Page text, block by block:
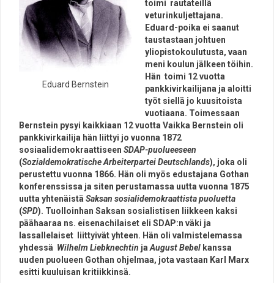
Eduard Bernstein
toimi rautateillä
veturinkuljettajana.
Eduard-poika ei saanut
taustastaan johtuen
yliopistokoulutusta, vaan
meni koulun jälkeen töihin.
Hän toimi 12 vuotta
pankkivirkailijana ja aloitti
työt siellä jo kuusitoista
vuotiaana. Toimessaan
Bernstein pysyi kaikkiaan 12 vuotta Vaikka Bernstein oli
pankkivirkailija hän liittyi jo vuonna 1872
sosiaalidemokraattiseen SDAP-puolueeseen
(Sozialdemokratische Arbeiterpartei Deutschlands), joka oli
perustettu vuonna 1866. Hän oli myös edustajana Gothan
konferenssissa ja siten perustamassa uutta vuonna 1875
uutta yhtenäistäSaksan sosialidemokraattista puoluetta
(SPD). Tuolloinhan Saksan sosialistisen liikkeen kaksi
päähaaraa ns. eisenachilaiset eli SDAP:n väki ja
lassallelaiset liittyivät yhteen. Hän oli valmistelemassa
yhdessä Wilhelm Liebknechtin jaAugust Bebel kanssa
uuden puolueen Gothan ohjelmaa, jota vastaan Karl Marx
esitti kuuluisan kritiikkinsä.